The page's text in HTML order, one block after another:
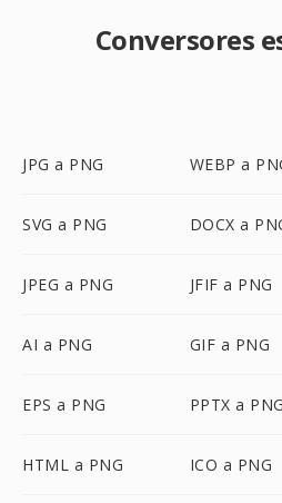
Conversores
JPG a PNG WEBP a
SVG a PNG DOCX a
JPEG a PNG JFIF a PNG
AI a PNG GIF a PNG
EPS a PNG PPTX a PNG
HTML a PNG ICO a PNG